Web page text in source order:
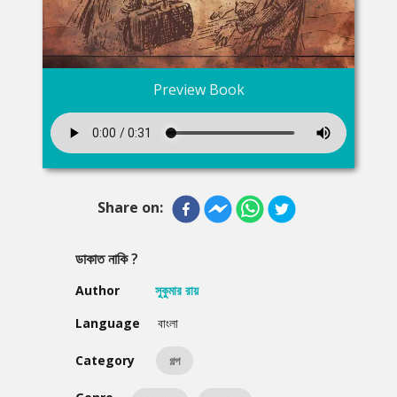
Preview Book
Share on:
ডাকাত নাকি ?
Author
সুকুমার রায়
Language
বাংলা
Category গল্প